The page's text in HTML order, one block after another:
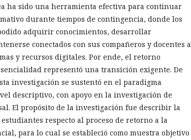
ha sido una herramienta efectiva para continuar
durante tiempos de contingencia, donde los
adquirir conocimientos, desarrollar
conectados con sus compañeros y docentes a
y recursos digitales. Por ende, el retorno
representó una transición exigente. De
investigación se sustentó en el paradigma
descriptivo, con apoyo en la investigación de
El propósito de la investigación fue describir la
respecto al proceso de retorno a la
para lo cual se estableció como muestra objetivo